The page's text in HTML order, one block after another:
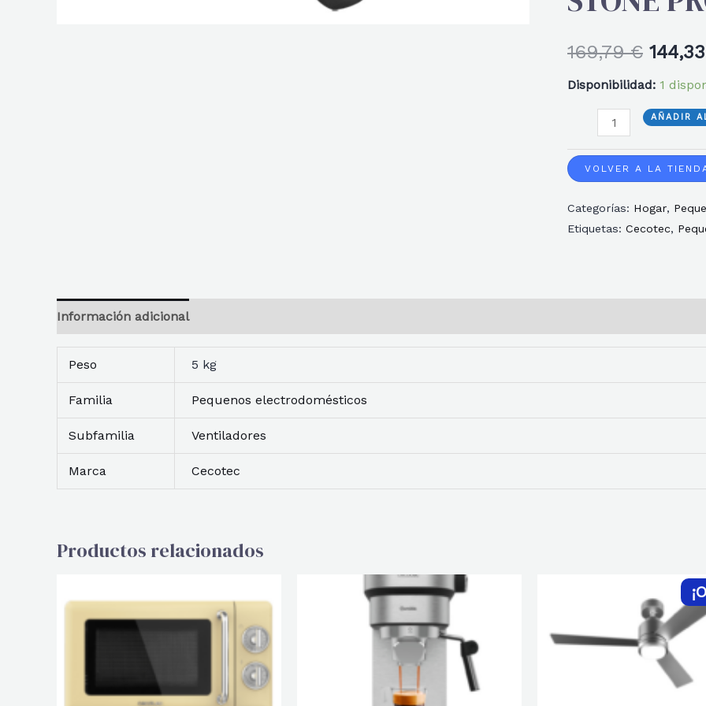
169,79€ El
precio
era:
144,33
Disponibilidad: 1
VENTILADOR
TECHO
AERO
5290
cantidad
AÑADIR
VOLVER A LA
Categorías: Hogar,
Etiquetas: Cecotec,
Información adicional
Peso 5 kg
Familia Pequenos electrodomésticos
Subfamilia Ventiladores
Marca Cecotec
Productos relacionados